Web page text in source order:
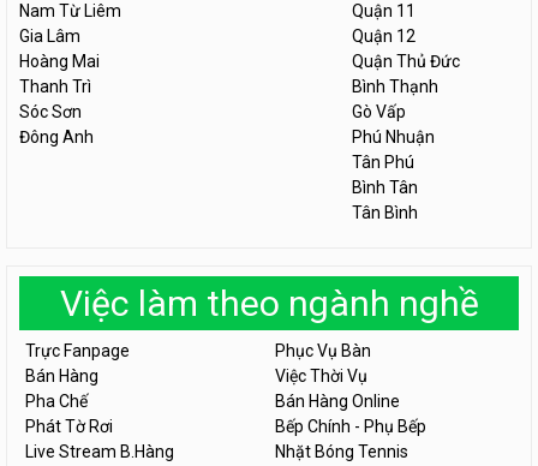
Nam Từ Liêm
Gia Lâm
Hoàng Mai
Thanh Trì
Sóc Sơn
Đông Anh
Quận 11
Quận 12
Quận Thủ Đức
Bình Thạnh
Gò Vấp
Phú Nhuận
Tân Phú
Bình Tân
Tân Bình
Việc làm theo ngành nghề
Trực Fanpage
Phục Vụ Bàn
Bán Hàng
Việc Thời Vụ
Pha Chế
Bán Hàng Online
Phát Tờ Rơi
Bếp Chính - Phụ Bếp
Live Stream B.Hàng
Nhặt Bóng Tennis